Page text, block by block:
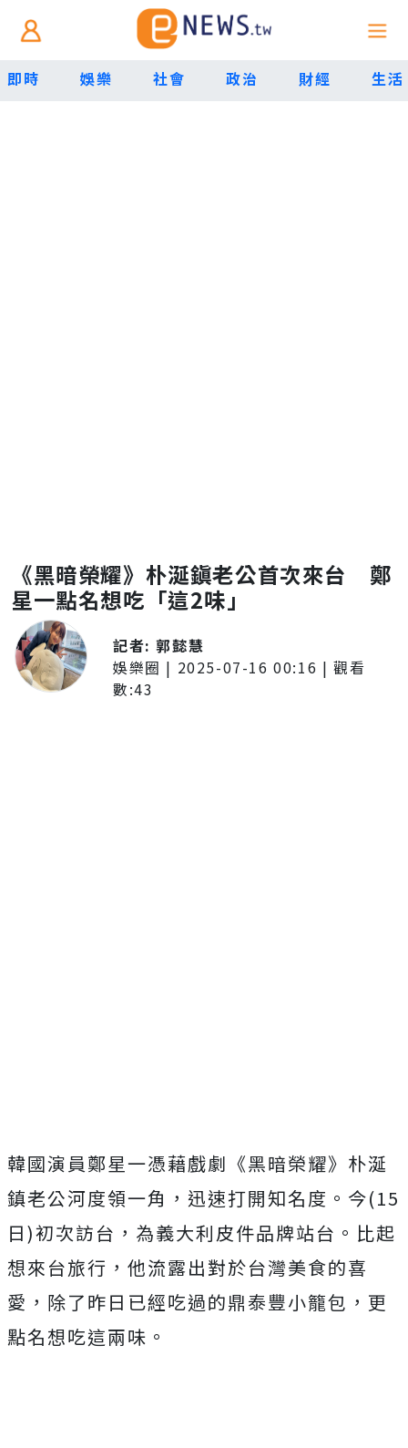
即時 娛樂 社會 政治 財經 生活
《黑暗榮耀》朴涎鎭老公首次來台 鄭
星一點名想吃「這2味」
記者:郭懿慧
娛樂圈 | 2025-07-16 00:16 | 觀看
數:43
韓國演員鄭星一憑藉戲劇《黑暗榮耀》朴涎
鎮老公河度領一角，迅速打開知名度。今(15
日)初次訪台，為義大利皮件品牌站台。比起
想來台旅行，他流露出對於台灣美食的喜
愛，除了昨日已經吃過的鼎泰豐小籠包，更
點名想吃這兩味。